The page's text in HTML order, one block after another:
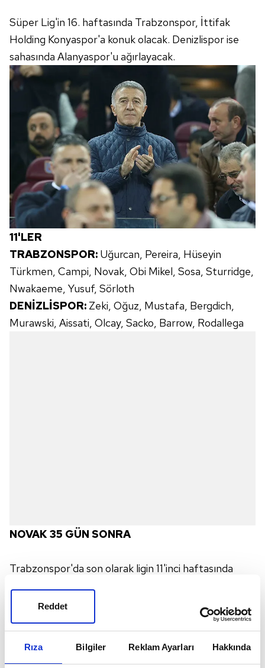
Rıza Bilgiler Reklam Ayarları Hakkında
Reddet
Süper Lig'in 16. haftasında Trabzonspor, İttifak
Holding Konyaspor'a konuk olacak. Denizlispor ise
sahasında Alanyaspor'u ağırlayacak.
11'LER
TRABZONSPOR: Uğurcan, Pereira, Hüseyin
Türkmen, Campi, Novak, Obi Mikel, Sosa, Sturridge,
Nwakaeme, Yusuf, Sörloth
DENİZLİSPOR: Zeki, Oğuz, Mustafa, Bergdich,
Murawski, Aissati, Olcay, Sacko, Barrow, Rodallega
NOVAK 35 GÜN SONRA
Trabzonspor'da son olarak ligin 11'inci haftasında
giyen ve ardından yaşadığı sakatlık nedeniyle
takımdan ayrı kalan sol bek oyuncusu Filip Novak, 35
Denizlispor maçıyla takıma dönen Novak,